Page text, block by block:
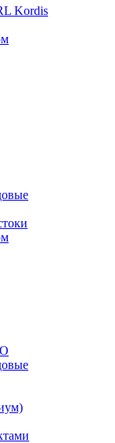
Kordis